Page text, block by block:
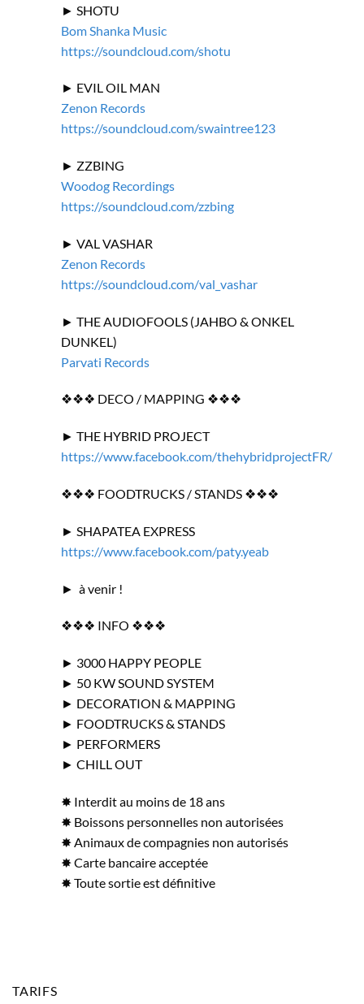
► SHOTU
Bom Shanka Music
https://soundcloud.com/shotu
► EVIL OIL MAN
Zenon Records
https://soundcloud.com/swaintree123
► ZZBING
Woodog Recordings
https://soundcloud.com/zzbing
► VAL VASHAR
Zenon Records
https://soundcloud.com/val_vashar
► THE AUDIOFOOLS (JAHBO & ONKEL
DUNKEL)
Parvati Records
❖❖❖ DECO / MAPPING ❖❖❖
► THE HYBRID PROJECT
https://www.facebook.com/thehybridprojectFR/
❖❖❖ FOODTRUCKS / STANDS ❖❖❖
► SHAPATEA EXPRESS
https://www.facebook.com/paty.yeab
► à venir !
❖❖❖ INFO ❖❖❖
► 3000 HAPPY PEOPLE
► 50 KW SOUND SYSTEM
► DECORATION & MAPPING
► FOODTRUCKS & STANDS
► PERFORMERS
► CHILL OUT
✸ Interdit au moins de 18 ans
✸ Boissons personnelles non autorisées
✸ Animaux de compagnies non autorisés
✸ Carte bancaire acceptée
✸ Toute sortie est définitive
TARIFS